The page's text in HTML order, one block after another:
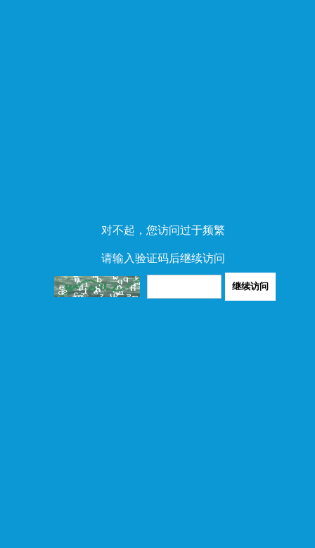
对不起，您访问过于频繁
请输入验证码后继续访问
继续访问